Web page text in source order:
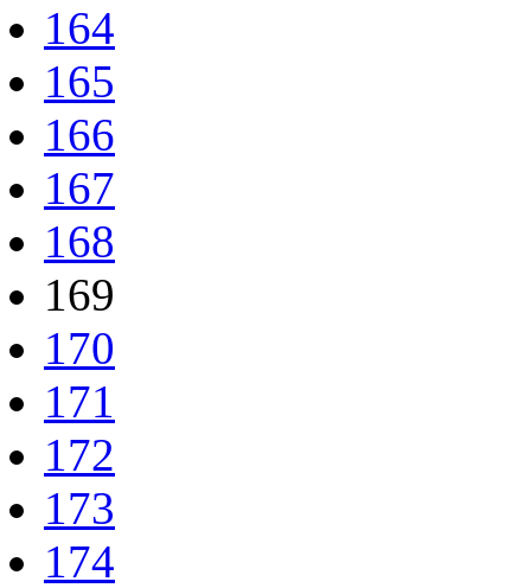
164
165
166
167
168
169
170
171
172
173
174